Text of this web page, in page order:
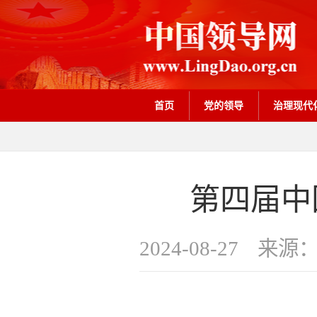
首页 党的领导 治理现代
第四届
2024-08-27 来源